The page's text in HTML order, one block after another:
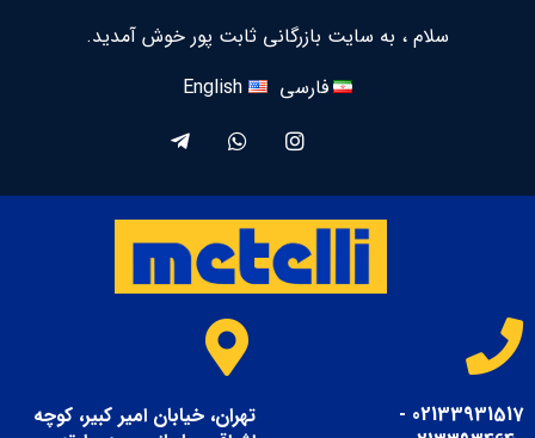
سلام ، به سایت بازرگانی ثابت پور خوش آمدید.
فارسی
English
02133931517 -
تهران، خیابان امیر کبیر، کوچه